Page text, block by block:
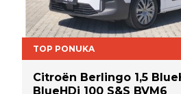
TOP PONUKA
Citroën Berlingo 1,5
BlueHDi 100 S&S BVM6